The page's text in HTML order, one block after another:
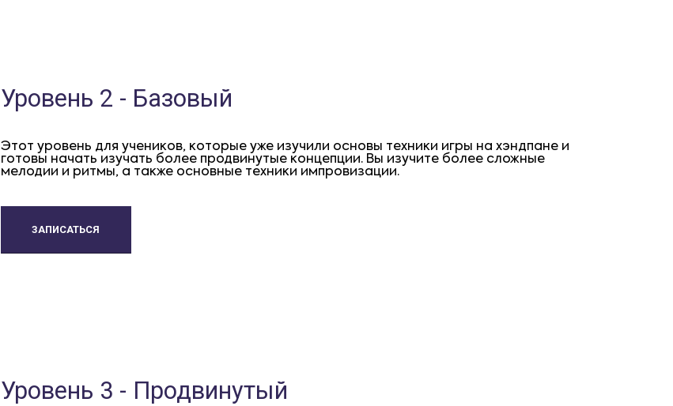
Уровень 2 - Базовый
Этот уровень для учеников, которые уже изучили основы техники игры на хэндпане и
готовы начать изучать более продвинутые концепции. Вы изучите более сложные
мелодии и ритмы, а также основные техники импровизации.
ЗАПИСАТЬСЯ
Уровень 3 - Продвинутый